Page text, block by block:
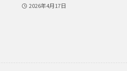
2026年4月17日